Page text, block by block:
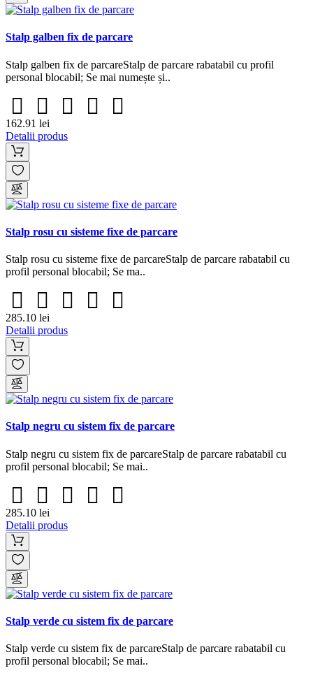
Stalp galben fix de parcare
Stalp galben fix de parcareStalp de parcare rabatabil cu profil
personal blocabil; Se mai numește și..
162.91 lei
Detalii produs
Stalp rosu cu sisteme fixe de parcare
Stalp rosu cu sisteme fixe de parcareStalp de parcare rabatabil cu
profil personal blocabil; Se ma..
285.10 lei
Detalii produs
Stalp negru cu sistem fix de parcare
Stalp negru cu sistem fix de parcareStalp de parcare rabatabil cu
profil personal blocabil; Se mai..
285.10 lei
Detalii produs
Stalp verde cu sistem fix de parcare
Stalp verde cu sistem fix de parcareStalp de parcare rabatabil cu
profil personal blocabil; Se mai..